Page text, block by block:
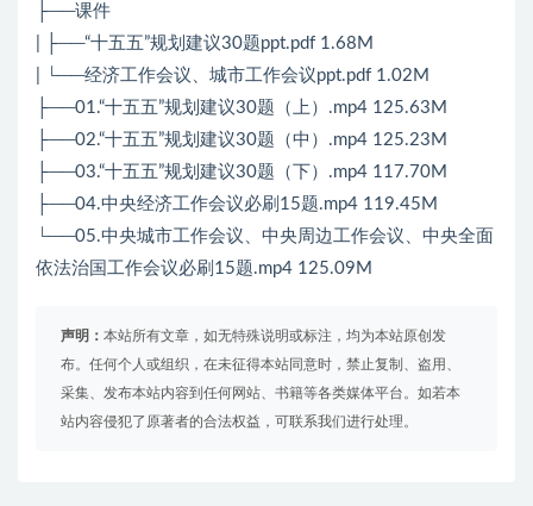
├──课件
| ├──“十五五”规划建议30题ppt.pdf 1.68M
| └──经济工作会议、城市工作会议ppt.pdf 1.02M
├──01.“十五五”规划建议30题（上）.mp4 125.63M
├──02.“十五五”规划建议30题（中）.mp4 125.23M
├──03.“十五五”规划建议30题（下）.mp4 117.70M
├──04.中央经济工作会议必刷15题.mp4 119.45M
└──05.中央城市工作会议、中央周边工作会议、中央全面
依法治国工作会议必刷15题.mp4 125.09M
声明： 本站所有文章，如无特殊说明或标注，均为本站原创发
布。任何个人或组织，在未征得本站同意时，禁止复制、盗用、
采集、发布本站内容到任何网站、书籍等各类媒体平台。如若本
站内容侵犯了原著者的合法权益，可联系我们进行处理。